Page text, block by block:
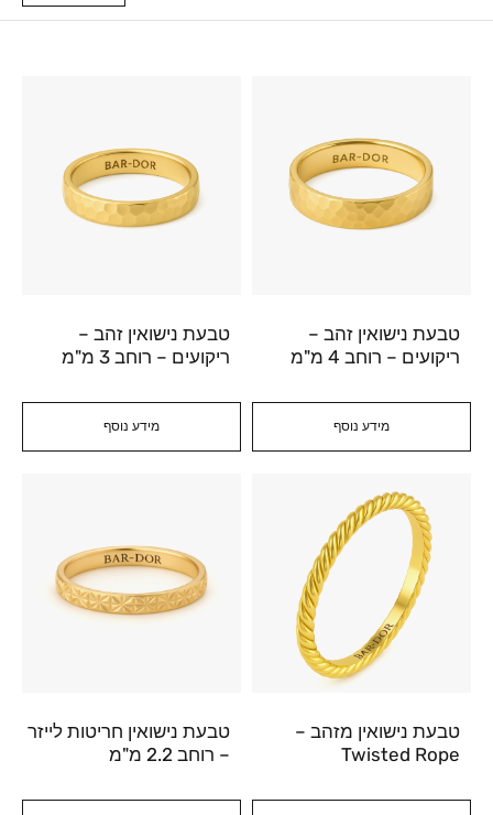
מידע נוסף
טבעת נישואין זהב –
ריקועים – רוחב 4 מ"מ
מידע נוסף
טבעת נישואין זהב –
ריקועים – רוחב 3 מ"מ
טבעת נישואין מזהב –
Twisted Rope
טבעת נישואין חריטות לייזר
– רוחב 2.2 מ"מ